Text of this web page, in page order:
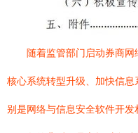
随着监管部门启动券商
核心系统转型升级、加快信
别是网络与信息安全软件开